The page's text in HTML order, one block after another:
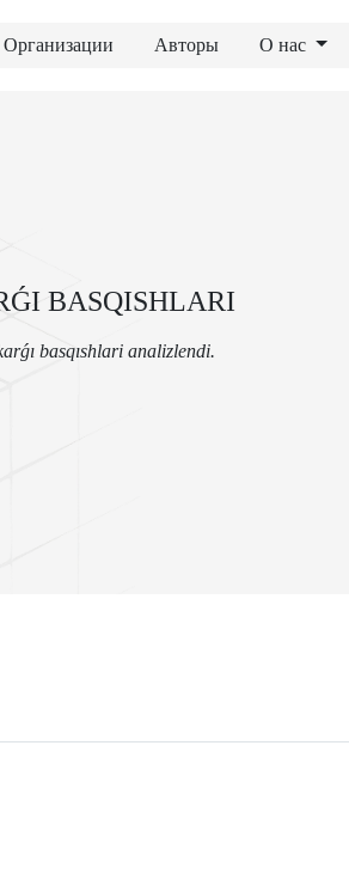
Организации Авторы О нас
BASQISHLARI
basqıshlari analizlendi.